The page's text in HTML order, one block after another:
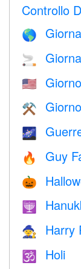
Controllo
🌎
🚬
🇺🇸
⚒️
🌌
🔥 Guy
🎃
🕎
🧙 Harry
🕉 Holi